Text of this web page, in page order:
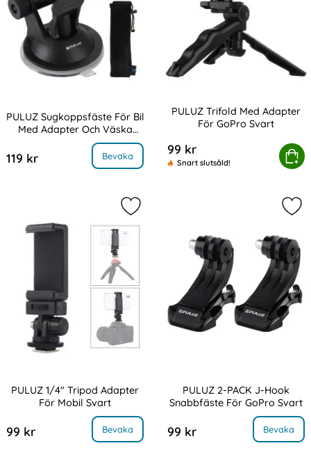
PULUZ Sugkoppsfäste För Bil
Med Adapter Och Väska
119 kr Bevaka
Sugkoppsfäste För Bil Med Adapter Och Väska Svart
PULUZ Trifold Med Adapter
För GoPro Svart
99 kr
Snart slutsåld!
Köp
PULUZ Trifold Med
PULUZ 1/4" Tripod Adapter
För Mobil Svart
99 kr Bevaka
, PULUZ 1/4" Tripod Adapter För Mobil Svart
Markera pULUZ 1/4" Tripod
PULUZ 2-PACK J-Hook
Snabbfäste För GoPro Svart
99 kr Bevaka
, PULUZ 2-PACK J-Hook